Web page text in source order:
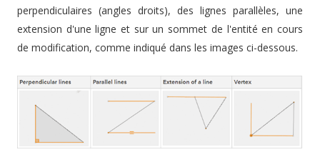
perpendiculaires (angles droits), des lignes parallèles, une
extension d'une ligne et sur un sommet de l'entité en cours
de modification, comme indiqué dans les images ci-dessous.